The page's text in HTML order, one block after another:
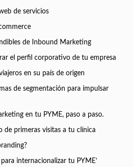
de servicios
de Inbound Marketing
el perfil corporativo de tu empresa
en su país de origen
de segmentación para impulsar
en tu PYME, paso a paso.
de primeras visitas a tu clínica
para internacionalizar tu PYME’